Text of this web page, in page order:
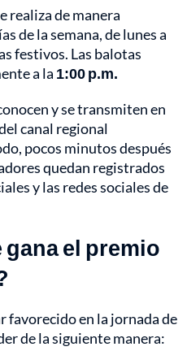
realiza de manera
de la semana, de lunes a
festivos. Las balotas
a la 1:00 p.m.
y se transmiten en
canal regional
pocos minutos después
quedan registrados
y las redes sociales de
gana el premio
favorecido en la jornada de
de la siguiente manera: